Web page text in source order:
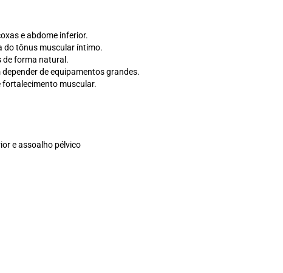
e abdome inferior.
do tônus muscular íntimo.
de forma natural.
de equipamentos grandes.
fortalecimento muscular.
e assoalho pélvico